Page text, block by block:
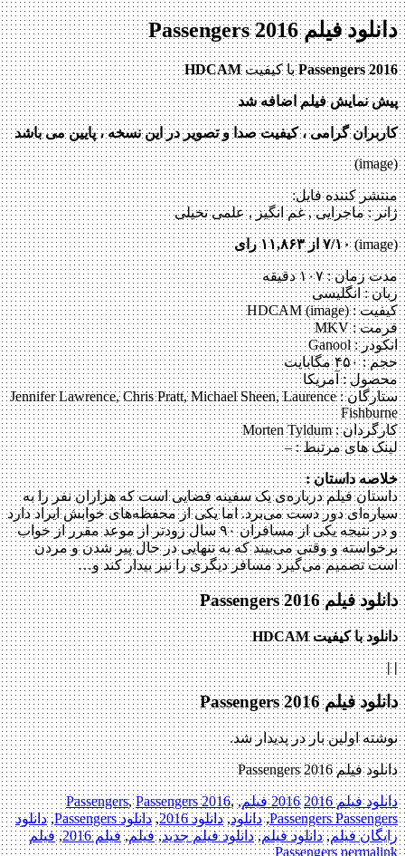
دانلود فیلم Passengers 2016
Passengers 2016با کیفیتHDCAM
پیش نمایش فیلم اضافه شد
کاربران گرامی ، کیفیت صدا و تصویر در این نسخه ، پایین می باشد
(image)
منتشر کننده فایل:
ژانر : ماجرایی , غم انگیز , علمی تخیلی
(image) ۷/۱۰ از ۱۱,۸۶۳ رای
مدت زمان : ۱۰۷ دقیقه
زبان : انگلیسی
کیفیت : HDCAM (image)
فرمت : MKV
انکودر : Ganool
حجم : ۴۵۰ مگابایت
محصول : آمریکا
ستارگان :Jennifer Lawrence, Chris Pratt, Michael Sheen, Laurence
Fishburne
کارگردان :Morten Tyldum
لینک های مرتبط : –
خلاصه داستان :
داستان فیلم درباره‌ی یک سفینه فضایی است که هزاران نفر را به
سیاره‌ای دور دست می‌برد. اما یکی از محفظه‌های خوابش ایراد دارد
و در نتیجه یکی از مسافران ۹۰ سال زودتر از موعد مقرر از خواب
برخواسته و وقتی می‌بیند که به تنهایی در حال پیر شدن و مردن
است تصمیم می‌گیرد مسافر دیگری را نیز بیدار کند و…
دانلود فیلم Passengers 2016
دانلود با کیفیت HDCAM
|
|
دانلود فیلم Passengers 2016
نوشته اولین بار در پدیدار شد.
دانلود فیلم Passengers 2016
دانلود فیلم 2016 2016 فیلم ,
Passengers,Passengers 2016,
Passengers Passengers
,دانلود,دانلود 2016 , دانلود Passengers ,دانلود
رایگان فیلم,دانلود فیلم,دانلود فیلم جدید,فیلم, فیلم 2016 ,فیلم
Passengers permalink